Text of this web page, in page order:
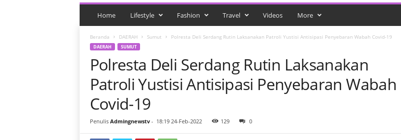
v
i
Home Lifestyle Fashion Travel Videos More
Beranda DAERAH Sumut Polresta Deli Serdang Rutin Laksanakan Patroli Yustisi Antisipasi Penyebaran Wabah Covid-19
DAERAH SUMUT
Polresta Deli Serdang Rutin Laksanakan
Patroli Yustisi Antisipasi Penyebaran Wabah
Covid-19
Penulis Admingnewstv- 18:19 24-Feb-2022 129 0